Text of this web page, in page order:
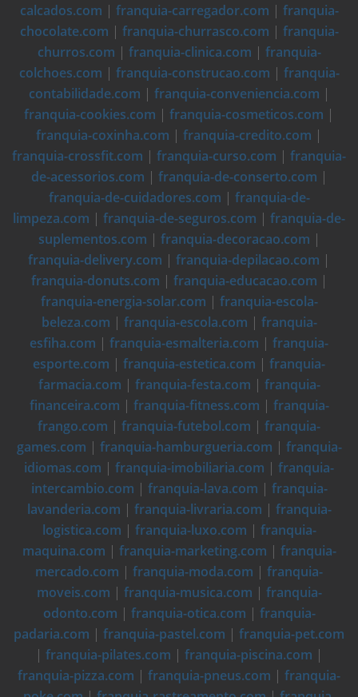
calcados.com | franquia-carregador.com | franquia-
chocolate.com | franquia-churrasco.com | franquia-
churros.com | franquia-clinica.com | franquia-
colchoes.com | franquia-construcao.com | franquia-
contabilidade.com | franquia-conveniencia.com |
franquia-cookies.com | franquia-cosmeticos.com |
franquia-coxinha.com | franquia-credito.com |
franquia-crossfit.com | franquia-curso.com | franquia-
de-acessorios.com | franquia-de-conserto.com |
franquia-de-cuidadores.com | franquia-de-
limpeza.com | franquia-de-seguros.com | franquia-de-
suplementos.com | franquia-decoracao.com |
franquia-delivery.com | franquia-depilacao.com |
franquia-donuts.com | franquia-educacao.com |
franquia-energia-solar.com | franquia-escola-
beleza.com | franquia-escola.com | franquia-
esfiha.com | franquia-esmalteria.com | franquia-
esporte.com | franquia-estetica.com | franquia-
farmacia.com | franquia-festa.com | franquia-
financeira.com | franquia-fitness.com | franquia-
frango.com | franquia-futebol.com | franquia-
games.com | franquia-hamburgueria.com | franquia-
idiomas.com | franquia-imobiliaria.com | franquia-
intercambio.com | franquia-lava.com | franquia-
lavanderia.com | franquia-livraria.com | franquia-
logistica.com | franquia-luxo.com | franquia-
maquina.com | franquia-marketing.com | franquia-
mercado.com | franquia-moda.com | franquia-
moveis.com | franquia-musica.com | franquia-
odonto.com | franquia-otica.com | franquia-
padaria.com | franquia-pastel.com | franquia-pet.com
| franquia-pilates.com | franquia-piscina.com |
franquia-pizza.com | franquia-pneus.com | franquia-